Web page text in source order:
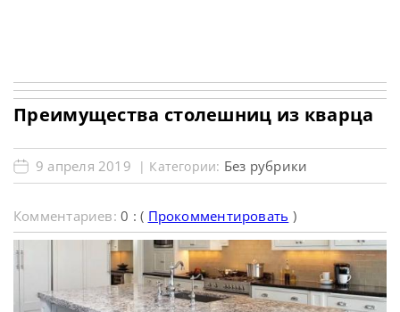
Преимущества столешниц из кварца
9 апреля 2019 | Категории: Без рубрики
Комментариев:0 : ( Прокомментировать )